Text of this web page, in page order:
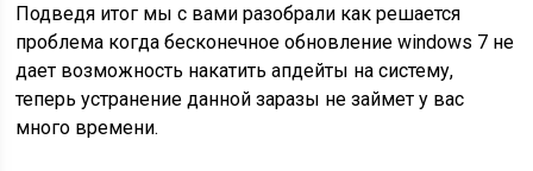
Подведя итог мы с вами разобрали как решается
проблема когда бесконечное обновление windows 7 не
дает возможность накатить апдейты на систему,
теперь устранение данной заразы не займет у вас
много времени.